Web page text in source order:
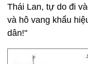
Thái Lan, tự do đi
và hô vang khẩu
dân!"